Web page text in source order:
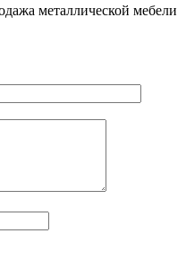
металлической мебели